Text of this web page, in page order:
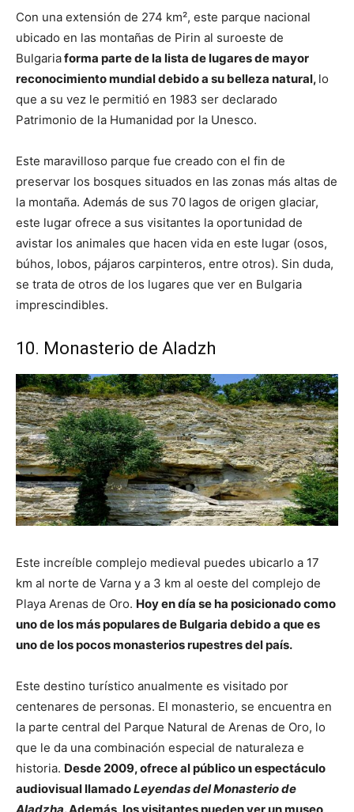
Con una extensión de 274 km², este parque nacional
ubicado en las montañas de Pirin al suroeste de
Bulgariaforma parte de la lista de lugares de mayor
reconocimiento mundial debido a su belleza natural, lo
que a su vez le permitió en 1983 ser declarado
Patrimonio de la Humanidad por la Unesco.
Este maravilloso parque fue creado con el fin de
preservar los bosques situados en las zonas más altas de
la montaña. Además de sus 70 lagos de origen glaciar,
este lugar ofrece a sus visitantes la oportunidad de
avistar los animales que hacen vida en este lugar (osos,
búhos, lobos, pájaros carpinteros, entre otros). Sin duda,
se trata de otros de los lugares que ver en Bulgaria
imprescindibles.
10. Monasterio de Aladzh
Este increíble complejo medieval puedes ubicarlo a 17
km al norte de Varna y a 3 km al oeste del complejo de
Playa Arenas de Oro. Hoy en día se ha posicionado como
uno de los más populares de Bulgaria debido a que es
uno de los pocos monasterios rupestres del país.
Este destino turístico anualmente es visitado por
centenares de personas. El monasterio, se encuentra en
la parte central del Parque Natural de Arenas de Oro, lo
que le da una combinación especial de naturaleza e
historia. Desde 2009, ofrece al público un espectáculo
audiovisual llamadoLeyendas del Monasterio de